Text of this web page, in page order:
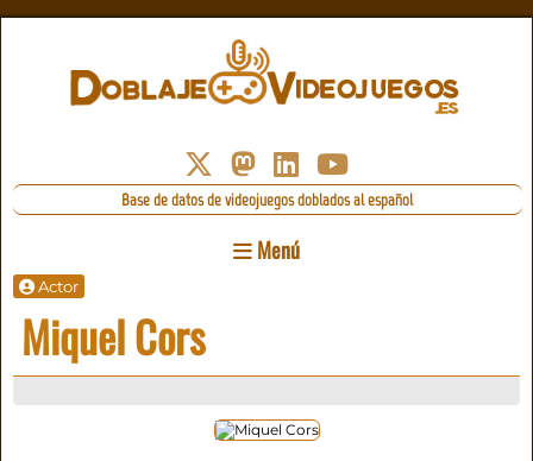
Base de datos de videojuegos doblados al español
Menú
Actor
Miquel Cors